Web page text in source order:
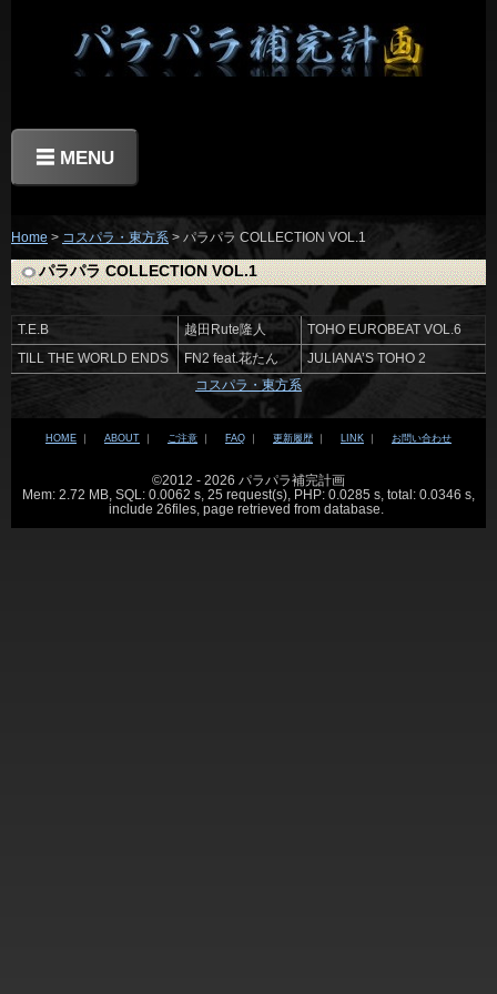
☰ MENU
Home > コスパラ・東方系 > パラパラ COLLECTION VOL.1
パラパラ COLLECTION VOL.1
T.E.B 越田Rute隆人 TOHO EUROBEAT VOL.6
TILL THE WORLD ENDS FN2 feat.花たん
JULIANA’S TOHO 2
コスパラ・東方系
HOME ｜ ABOUT ｜ ご注意 ｜ FAQ ｜ 更新履歴 ｜ LINK ｜ お問い合わせ
©2012 - 2026 パラパラ補完計画
Mem: 2.72 MB, SQL: 0.0062 s, 25 request(s), PHP: 0.0285 s, total: 0.0346 s,
include 26files, page retrieved from database.